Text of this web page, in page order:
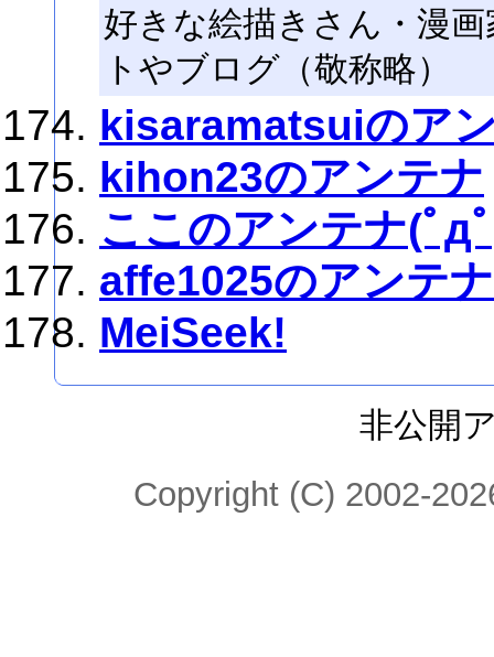
好きな絵描きさん・漫
トやブログ（敬称略）
kisaramatsuiのア
kihon23のアンテナ
ここのアンテナ(ﾟд
affe1025のアンテナ
MeiSeek!
非公開
Copyright (C) 2002-